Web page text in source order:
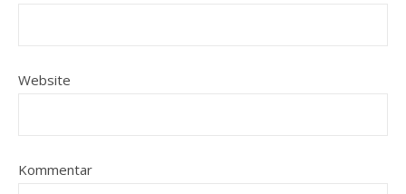
Website
Kommentar